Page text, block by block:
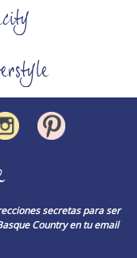
secretas para ser
Country en tu email